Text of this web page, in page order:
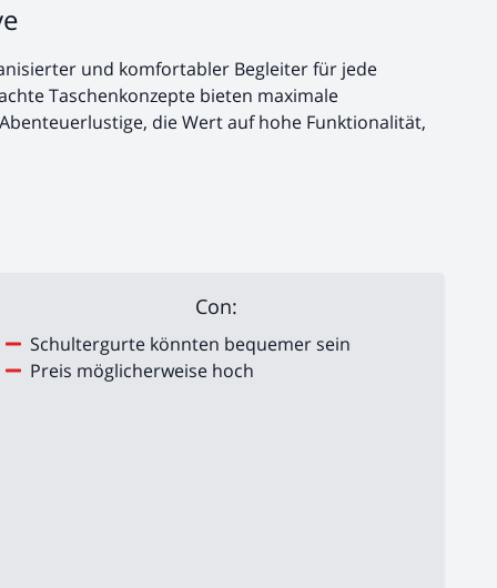
und komfortabler Begleiter für jede
Taschenkonzepte bieten maximale
die Wert auf hohe Funktionalität,
Con:
Schultergurte könnten bequemer sein
Preis möglicherweise hoch